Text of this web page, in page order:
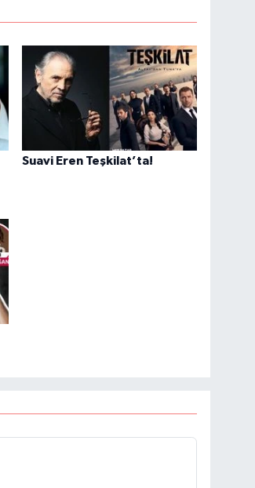
Suavi Eren Teşkilat’ta!